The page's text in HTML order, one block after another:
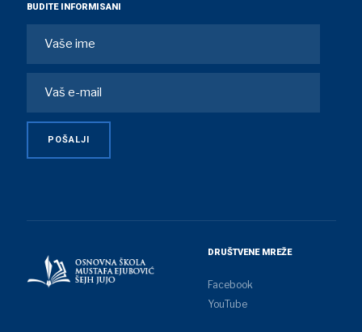
BUDITE INFORMISANI
DRUŠTVENE MREŽE
Facebook
YouTube